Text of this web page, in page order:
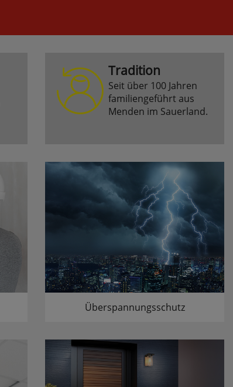
Tradition
Seit über 100 Jahren
familiengeführt aus
Menden im Sauerland.
Überspannungsschutz